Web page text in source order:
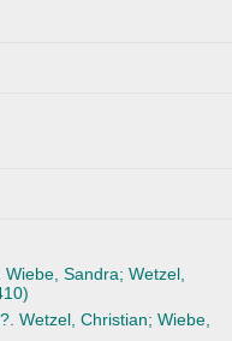
Sandra; Wetzel,
Wetzel, Christian; Wiebe,